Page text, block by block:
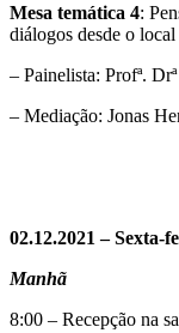
Mesa temática 4:
diálogos desde o
– Painelista: Profª.
– Mediação: Jonas
02.12.2021 – Sexta-
Manhã
8:00 – Recepção na